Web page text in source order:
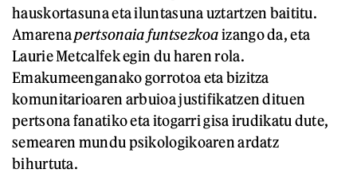
hauskortasuna eta iluntasuna uztartzen baititu.
Amarenapertsonaia funtsezkoaizango da, eta
Laurie Metcalfek egin du haren rola.
Emakumeenganako gorrotoa eta bizitza
komunitarioaren arbuioa justifikatzen dituen
pertsona fanatiko eta itogarri gisa irudikatu dute,
semearen mundu psikologikoaren ardatz
bihurtuta.